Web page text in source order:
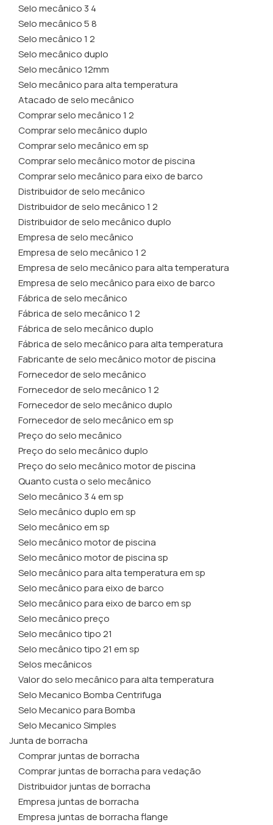
Selo mecânico 3 4
Selo mecânico 5 8
Selo mecânico 1 2
Selo mecânico duplo
Selo mecânico 12mm
Selo mecânico para alta temperatura
Atacado de selo mecânico
Comprar selo mecânico 1 2
Comprar selo mecânico duplo
Comprar selo mecânico em sp
Comprar selo mecânico motor de piscina
Comprar selo mecânico para eixo de barco
Distribuidor de selo mecânico
Distribuidor de selo mecânico 1 2
Distribuidor de selo mecânico duplo
Empresa de selo mecânico
Empresa de selo mecânico 1 2
Empresa de selo mecânico para alta temperatura
Empresa de selo mecânico para eixo de barco
Fábrica de selo mecânico
Fábrica de selo mecânico 1 2
Fábrica de selo mecânico duplo
Fábrica de selo mecânico para alta temperatura
Fabricante de selo mecânico motor de piscina
Fornecedor de selo mecânico
Fornecedor de selo mecânico 1 2
Fornecedor de selo mecânico duplo
Fornecedor de selo mecânico em sp
Preço do selo mecânico
Preço do selo mecânico duplo
Preço do selo mecânico motor de piscina
Quanto custa o selo mecânico
Selo mecânico 3 4 em sp
Selo mecânico duplo em sp
Selo mecânico em sp
Selo mecânico motor de piscina
Selo mecânico motor de piscina sp
Selo mecânico para alta temperatura em sp
Selo mecânico para eixo de barco
Selo mecânico para eixo de barco em sp
Selo mecânico preço
Selo mecânico tipo 21
Selo mecânico tipo 21 em sp
Selos mecânicos
Valor do selo mecânico para alta temperatura
Selo Mecanico Bomba Centrifuga
Selo Mecanico para Bomba
Selo Mecanico Simples
Junta de borracha
Comprar juntas de borracha
Comprar juntas de borracha para vedação
Distribuidor juntas de borracha
Empresa juntas de borracha
Empresa juntas de borracha flange